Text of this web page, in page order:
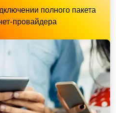
полного пакета
провайдера